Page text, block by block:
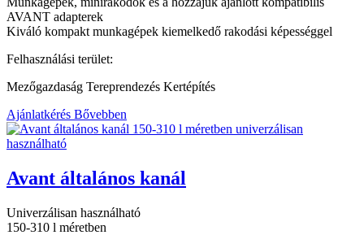
AVANT adapterek
Kiváló kompakt munkagépek kiemelkedő rakodási képességgel
Felhasználási terület:
Mezőgazdaság Tereprendezés Kertépítés
Ajánlatkérés Bővebben
Avant általános kanál
Univerzálisan használható
150-310 l méretben